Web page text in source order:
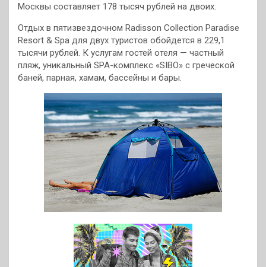
Москвы составляет 178 тысяч рублей на двоих.
Отдых в пятизвездочном Radisson Collection Paradise
Resort & Spa для двух туристов обойдется в 229,1
тысячи рублей. К услугам гостей отеля — частный
пляж, уникальный SPA-комплекс «SIBO» с греческой
баней, парная, хамам, бассейны и бары.